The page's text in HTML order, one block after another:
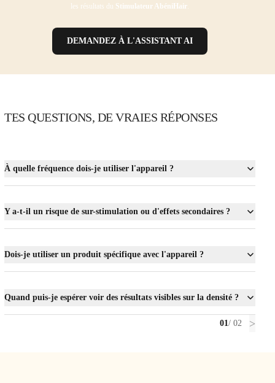
les résultats du Stimulateur AbéniHair.
DEMANDEZ À L'ASSISTANT AI
TES QUESTIONS, DE VRAIES RÉPONSES
À quelle fréquence dois-je utiliser l'appareil ?
Y a-t-il un risque de sur-stimulation ou d'effets secondaires ?
Dois-je utiliser un produit spécifique avec l'appareil ?
Quand puis-je espérer voir des résultats visibles sur la densité ?
01/ 02 >